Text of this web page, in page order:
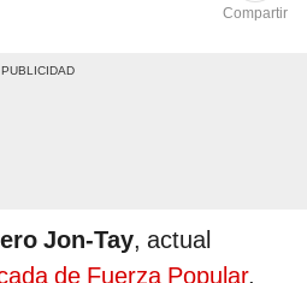
Compartir
Jon-Tay, actual
de Fuerza Popular,